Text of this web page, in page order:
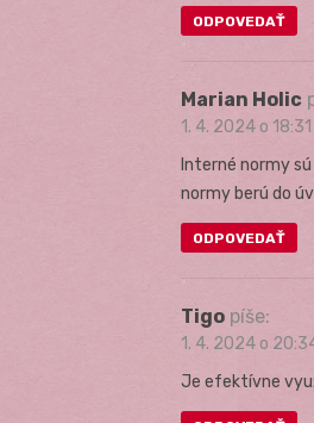
ODPOVEDAŤ
Marian Holic
1. 4. 2024 o 18:31
Interné normy
normy berú do
ODPOVEDAŤ
Tigo píše:
1. 4. 2024 o
Je efektívne